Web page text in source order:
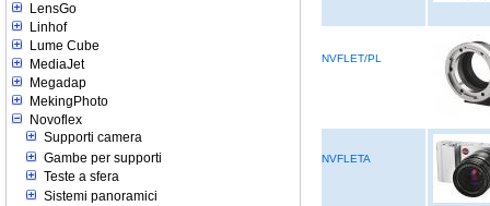
LensGo
Linhof
Lume Cube
MediaJet
Megadap
MekingPhoto
Novoflex
Supporti camera
Gambe per supporti
Teste a sfera
Sistemi panoramici
NVFLET/PL
NVFLETA